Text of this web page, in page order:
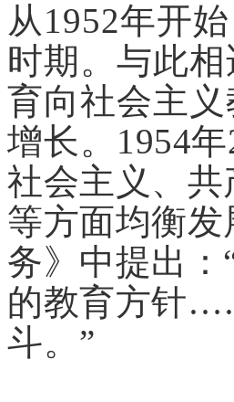
从1952年开
时期。与此
育向社会主
增长。 1954
社会主义、
等方面均衡发
务》中提出
的教育方针
斗。”